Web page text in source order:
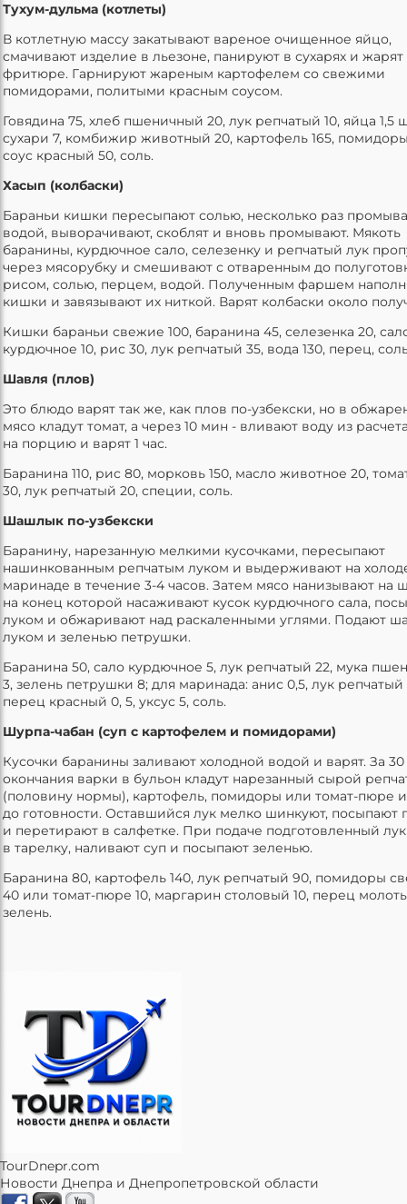
Тухум-дульма (котлеты)
В котлетную массу закатывают вареное очищенное яйцо,
смачивают изделие в льезоне, панируют в сухарях и жарят
фритюре. Гарнируют жареным картофелем со свежими
помидорами, политыми красным соусом.
Говядина 75, хлеб пшеничный 20, лук репчатый 10, яйца 1,5
сухари 7, комбижир животный 20, картофель 165,
соус красный 50, соль.
Хасып (колбаски)
Бараньи кишки пересыпают солью, несколько раз
водой, выворачивают, скоблят и вновь промывают. Мякоть
баранины, курдючное сало, селезенку и репчатый лук
через мясорубку и смешивают с отваренным до
рисом, солью, перцем, водой. Полученным фаршем
кишки и завязывают их ниткой. Варят колбаски около
Кишки бараньи свежие 100, баранина 45, селезенка 20,
курдючное 10, рис 30, лук репчатый 35, вода 130, перец,
Шавля (плов)
Это блюдо варят так же, как плов по-узбекски, но в
мясо кладут томат, а через 10 мин - вливают воду из
на порцию и варят 1 час.
Баранина 110, рис 80, морковь 150, масло животное 20,
30, лук репчатый 20, специи, соль.
Шашлык по-узбекски
Баранину, нарезанную мелкими кусочками, пересыпают
нашинкованным репчатым луком и выдерживают на
маринаде в течение 3-4 часов. Затем мясо нанизывают на
на конец которой насаживают кусок курдючного сала,
луком и обжаривают над раскаленными углями. Подают
луком и зеленью петрушки.
Баранина 50, сало курдючное 5, лук репчатый 22, мука
3, зелень петрушки 8; для маринада: анис 0,5, лук репчатый
перец красный 0, 5, уксус 5, соль.
Шурпа-чабан (суп с картофелем и помидорами)
Кусочки баранины заливают холодной водой и варят. За
окончания варки в бульон кладут нарезанный сырой
(половину нормы), картофель, помидоры или томат-пюре
до готовности. Оставшийся лук мелко шинкуют, посыпают
и перетирают в салфетке. При подаче подготовленный лук
в тарелку, наливают суп и посыпают зеленью.
Баранина 80, картофель 140, лук репчатый 90, помидоры
40 или томат-пюре 10, маргарин столовый 10, перец
зелень.
TourDnepr.com
Новости Днепра и Днепропетровской области